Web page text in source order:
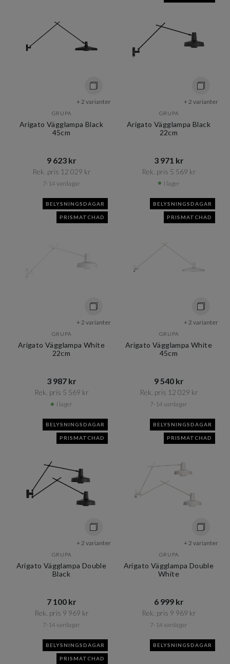
+ 2 varianter
GRUPA
Arigato Vägglampa Black
45cm
9 623 kr​​
Rek. pris 12 029 kr​​
7-14 vardagar
+ 2 varianter
GRUPA
Arigato Vägglampa Black
22cm
3 971 kr​​
Rek. pris 5 569 kr​​
I lager
BELYSNINGSDAGAR
PRISMATCHAD
+ 2 varianter
GRUPA
Arigato Vägglampa White
22cm
3 987 kr​​
Rek. pris 5 569 kr​​
I lager
BELYSNINGSDAGAR
PRISMATCHAD
+ 2 varianter
GRUPA
Arigato Vägglampa White
45cm
9 540 kr​​
Rek. pris 12 029 kr​​
7-14 vardagar
BELYSNINGSDAGAR
PRISMATCHAD
+ 2 varianter
GRUPA
Arigato Vägglampa Double
Black
7 100 kr​​
Rek. pris 9 969 kr​​
7-14 vardagar
BELYSNINGSDAGAR
PRISMATCHAD
+ 2 varianter
GRUPA
Arigato Vägglampa Double
White
6 999 kr​​
Rek. pris 9 969 kr​​
7-14 vardagar
BELYSNINGSDAGAR
PRISMATCHAD
BELYSNINGSDAGAR